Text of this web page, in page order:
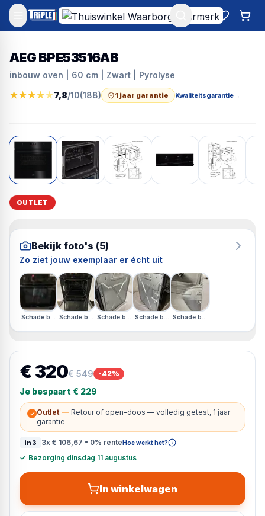
Mijn account
AEG BPE53516AB
inbouw oven | 60 cm | Zwart | Pyrolyse
★★★★★7,8/10(188) 1 jaar garantie Kwaliteitsgarantie→
OUTLET
Bekijk foto's (5)
Zo ziet jouw exemplaar er écht uit
Schade bovenkantSchade bovenkantSchade bovenkantSchade bovenkantSchade bovenkant
€ 320€ 549 -42%
Je bespaart € 229
✓ Outlet — Retour of open-doos — volledig getest, 1 jaar
garantie
in3 3x € 106,67 • 0% renteHoe werkt het?
✓ Bezorging dinsdag 11 augustus
In winkelwagen